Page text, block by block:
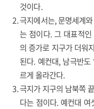
것이다.
극지에서는, 문명세계
는 점이다. 그 대표적
의 증가로 지구가 더워
된다. 예컨대, 남극반
르게 올라간다.
극지가 지구의 남북쪽
다는 점이다. 예컨대